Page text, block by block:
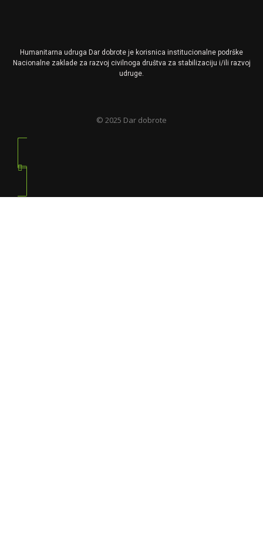
Humanitarna udruga Dar dobrote je korisnica institucionalne podrške
Nacionalne zaklade za razvoj civilnoga društva za stabilizaciju i/ili razvoj
udruge.
© 2025 Dar dobrote